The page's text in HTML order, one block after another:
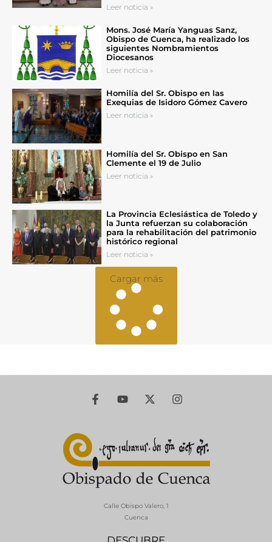
Leer noticia »
Mons. José María Yanguas Sanz,
Obispo de Cuenca, ha realizado los
siguientes Nombramientos
Diocesanos
Leer noticia »
Homilía del Sr. Obispo en las
Exequias de Isidoro Gómez Cavero
Leer noticia »
Homilía del Sr. Obispo en San
Clemente el 19 de Julio
Leer noticia »
La Provincia Eclesiástica de Toledo y
la Junta refuerzan su colaboración
para la rehabilitación del patrimonio
histórico regional
Leer noticia »
Cargar más
Calle Obispo Valero, 1
Cuenca